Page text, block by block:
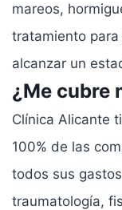
mareos,
tratamiento
alcanzar un
¿Me cubre
Clínica Alicante
100% de las
todos sus
traumatología,